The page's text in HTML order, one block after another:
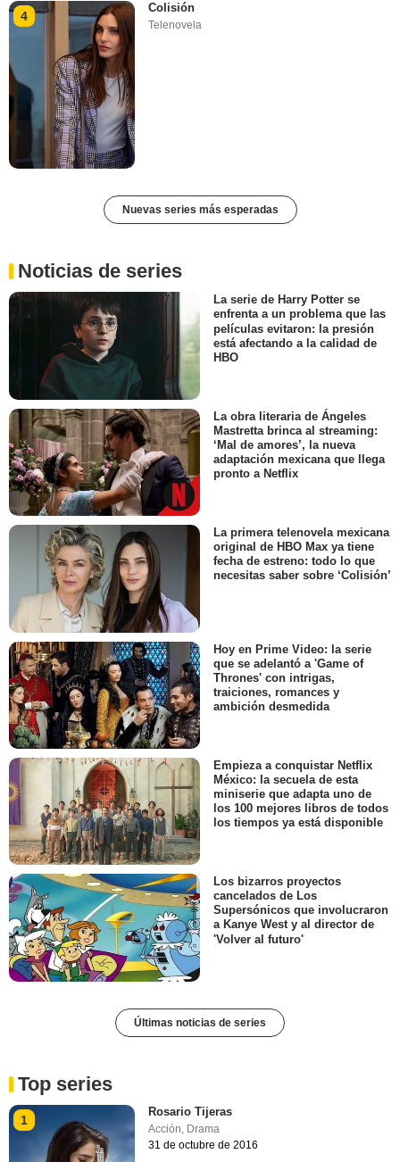
4
Colisión
Telenovela
Nuevas series más esperadas
Noticias de series
La serie de Harry Potter se
enfrenta a un problema que las
películas evitaron: la presión
está afectando a la calidad de
HBO
La obra literaria de Ángeles
Mastretta brinca al streaming:
‘Mal de amores’, la nueva
adaptación mexicana que llega
pronto a Netflix
La primera telenovela mexicana
original de HBO Max ya tiene
fecha de estreno: todo lo que
necesitas saber sobre ‘Colisión’
Hoy en Prime Video: la serie
que se adelantó a 'Game of
Thrones' con intrigas,
traiciones, romances y
ambición desmedida
Empieza a conquistar Netflix
México: la secuela de esta
miniserie que adapta uno de
los 100 mejores libros de todos
los tiempos ya está disponible
Los bizarros proyectos
cancelados de Los
Supersónicos que involucraron
a Kanye West y al director de
'Volver al futuro'
Últimas noticias de series
Top series
1
Rosario Tijeras
Acción Drama
31 de octubre de 2016